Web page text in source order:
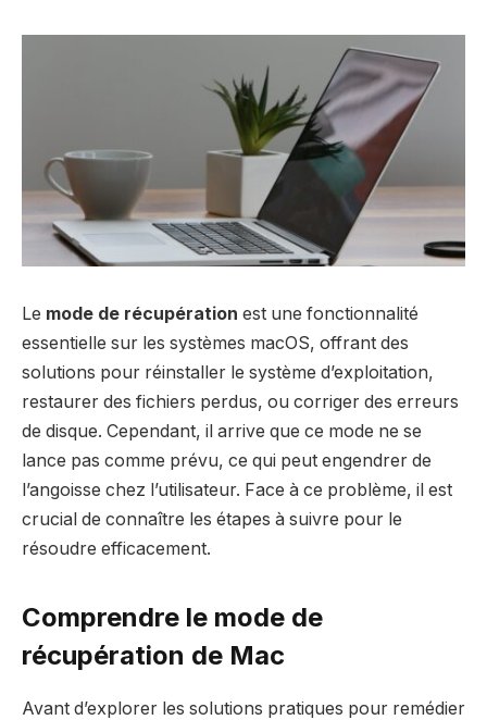
Le mode de récupération est une fonctionnalité
essentielle sur les systèmes macOS, offrant des
solutions pour réinstaller le système d’exploitation,
restaurer des fichiers perdus, ou corriger des erreurs
de disque. Cependant, il arrive que ce mode ne se
lance pas comme prévu, ce qui peut engendrer de
l’angoisse chez l’utilisateur. Face à ce problème, il est
crucial de connaître les étapes à suivre pour le
résoudre efficacement.
Comprendre le mode de
récupération de Mac
Avant d’explorer les solutions pratiques pour remédier